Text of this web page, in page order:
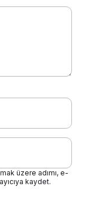
üzere adımı, e-
kaydet.